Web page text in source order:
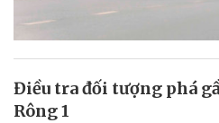
Điều tra đối tượng phá
Rông 1